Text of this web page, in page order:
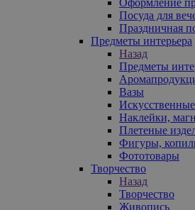
Посуда для
Праздничная
Предметы интерьера
Назад
Предметы
Вазы
Наклейки,
Плетеные
Фигуры,
Фототовары
Творчество
Назад
Творчество
Живопись